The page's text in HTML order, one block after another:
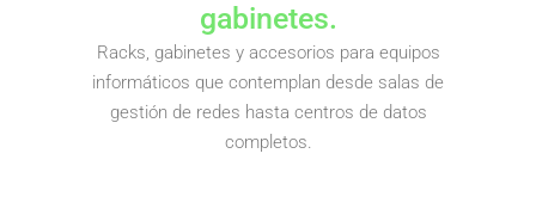
gabinetes.
Racks, gabinetes y accesorios para equipos
informáticos que contemplan desde salas de
gestión de redes hasta centros de datos
completos.